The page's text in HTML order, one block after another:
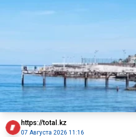
https://total.kz
07 Августа 2026 11:16